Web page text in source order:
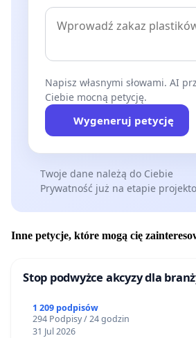
Napisz własnymi słowami. AI
Ciebie mocną petycję.
Wygeneruj petycję
Twoje dane należą do Ciebie
Prywatność już na etapie
Inne petycje, które mogą cię
Stop podwyżce akcyzy dla
1 209 podpisów
294 Podpisy / 24 godzin
31 Jul 2026